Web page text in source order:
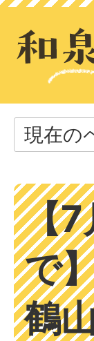
現在の
【7
で
鶴